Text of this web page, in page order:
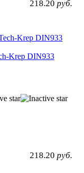
218.20 руб.
Krep DIN933
218.20 руб.